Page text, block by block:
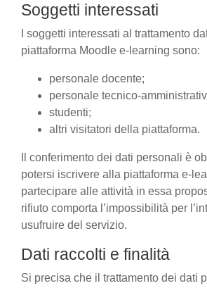
Soggetti interessati
I soggetti interessati al trattamento
piattaforma Moodle e-learning sono:
personale docente;
personale tecnico-
studenti;
altri visitatori della piattaforma.
Il conferimento dei dati personali è
potersi iscrivere alla piattaforma e-
partecipare alle attività in essa
rifiuto comporta l’impossibilità per
usufruire del servizio.
Dati raccolti e finalità
Si precisa che il trattamento dei dati